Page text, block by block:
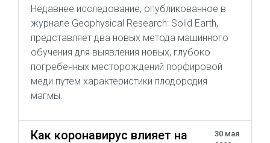
Недавнее исследование, опубликованное в
журнале Geophysical Research: Solid Earth,
представляет два новых метода машинного
обучения для выявления новых, глубоко
погребенных месторождений порфировой
меди путем характеристики плодородия
магмы.
Как коронавирус влияет на
30 мая